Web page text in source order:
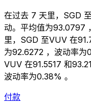
在过去 7 天里，SGD
动。平均值为93.0797
里，SGD 至VUV 在
为92.6272 ，波动率
VUV 在91.5517 和
波动率为0.38% 。
付款